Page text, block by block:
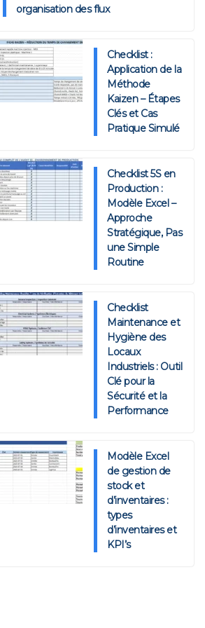
organisation des flux
Checklist :
Application de la
Méthode
Kaizen – Étapes
Clés et Cas
Pratique Simulé
Checklist 5S en
Production :
Modèle Excel –
Approche
Stratégique, Pas
une Simple
Routine
Checklist
Maintenance et
Hygiène des
Locaux
Industriels : Outil
Clé pour la
Sécurité et la
Performance
Modèle Excel
de gestion de
stock et
d’inventaires :
types
d’inventaires et
KPI’s